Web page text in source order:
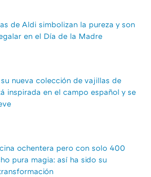
de Aldi simbolizan la pureza y son
en el Día de la Madre
nueva colección de vajillas de
inspirada en el campo español y se
ochentera pero con solo 400
pura magia: así ha sido su